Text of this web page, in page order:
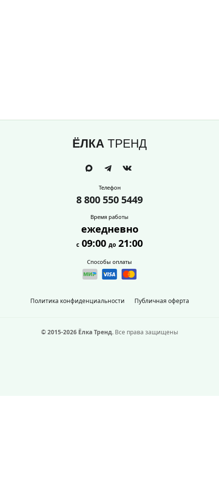
ЁЛКА ТРЕНД
Политика конфиденциальности Публичная оферта
Телефон
8 800 550 5449
Время работы
ежедневно
с 09:00 до 21:00
Способы оплаты
© 2015-2026 Ёлка Тренд. Все права защищены